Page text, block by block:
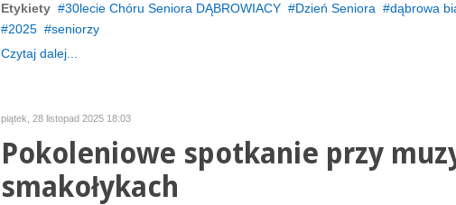
Etykiety
30lecie Chóru Seniora DĄBROWIACY Dzień Seniora
dąbrowa
2025
seniorzy
Czytaj dalej...
piątek, 28 listopad 2025 18:03
Pokoleniowe spotkanie przy
smakołykach